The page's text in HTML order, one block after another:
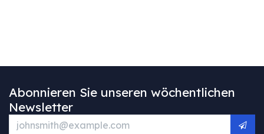
Abonnieren Sie unseren wöchentlichen
Newsletter